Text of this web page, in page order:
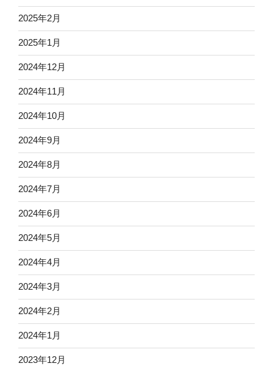
2025年2月
2025年1月
2024年12月
2024年11月
2024年10月
2024年9月
2024年8月
2024年7月
2024年6月
2024年5月
2024年4月
2024年3月
2024年2月
2024年1月
2023年12月